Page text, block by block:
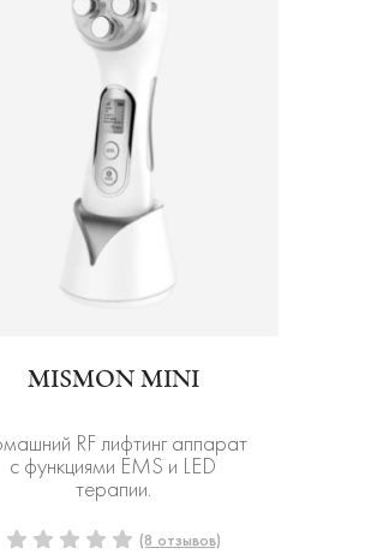
MISMON MINI
RF лифтинг аппарат
с функциями EMS и LED
терапии.
(8 отзывов)